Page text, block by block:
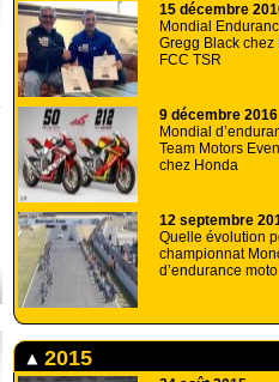
15 décembre
Mondial
Gregg Black chez
FCC TSR
9 décembre 2016
Mondial
Team Motors
chez Honda
12 septembre
Quelle évolution
championnat
d’endurance
2015